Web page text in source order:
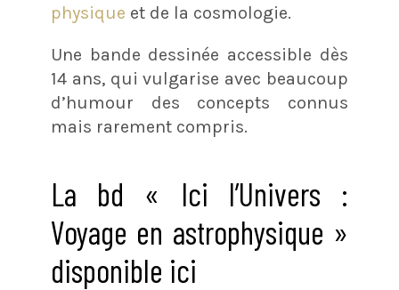
physique et de la cosmologie.
Une bande dessinée accessible dès
14 ans, qui vulgarise avec beaucoup
d’humour des concepts connus
mais rarement compris.
La bd « Ici l’Univers :
Voyage en astrophysique »
disponible ici